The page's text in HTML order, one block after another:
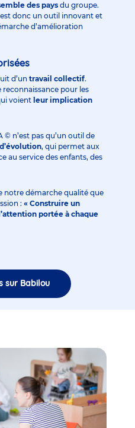
des pays du groupe.
donc un outil innovant et
d’amélioration
d’un travail collectif.
pour les
voient leur implication
n’est pas qu’un outil de
, qui permet aux
au service des enfants, des
notre démarche qualité que
: « Construire un
portée à chaque
sur Babilou